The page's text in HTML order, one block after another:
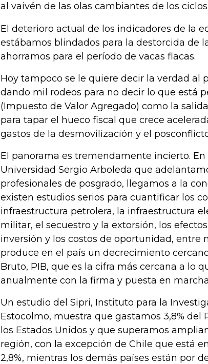
al vaivén de las olas cambiantes de los
El deterioro actual de los indicadores de la
estábamos blindados para la destorcida de
ahorramos para el período de vacas flacas.
Hoy tampoco se le quiere decir la verdad al
dando mil rodeos para no decir lo que está
(Impuesto de Valor Agregado) como la
para tapar el hueco fiscal que crece
gastos de la desmovilización y el
El panorama es tremendamente incierto.
Universidad Sergio Arboleda que
profesionales de posgrado, llegamos a la
existen estudios serios para cuantificar los
infraestructura petrolera, la infraestructura
militar, el secuestro y la extorsión, los
inversión y los costos de oportunidad, entre
produce en el país un decrecimiento
Bruto, PIB, que es la cifra más cercana a lo
anualmente con la firma y puesta en
Un estudio del Sipri, Instituto para la
Estocolmo, muestra que gastamos 3,8% del
los Estados Unidos y que superamos
región, con la excepción de Chile que está
2,8%, mientras los demás países están por